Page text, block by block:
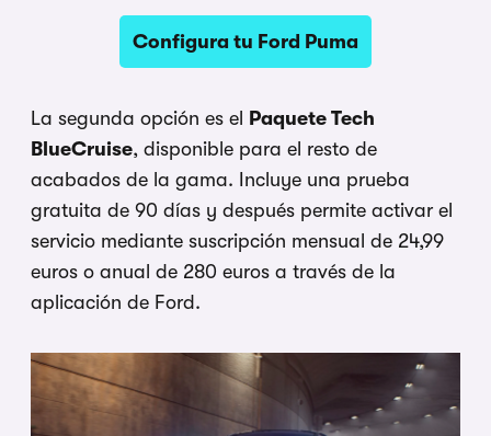
Configura tu Ford Puma
La segunda opción es el Paquete Tech
BlueCruise, disponible para el resto de
acabados de la gama. Incluye una prueba
gratuita de 90 días y después permite activar el
servicio mediante suscripción mensual de 24,99
euros o anual de 280 euros a través de la
aplicación de Ford.